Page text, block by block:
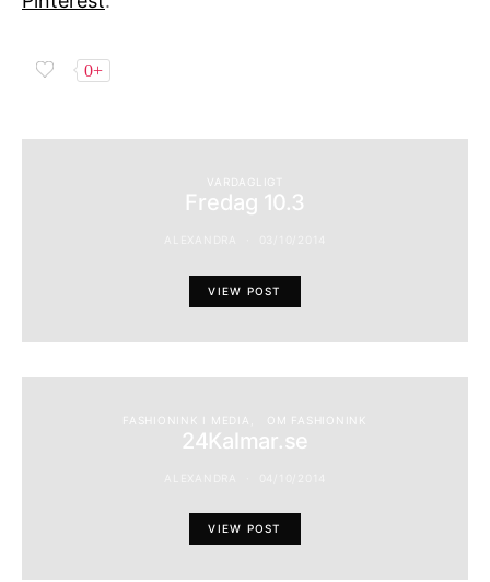
0+
VARDAGLIGT
Fredag 10.3
VIEW POST
FASHIONINK I MEDIA OM FASHIONINK
24Kalmar.se
VIEW POST